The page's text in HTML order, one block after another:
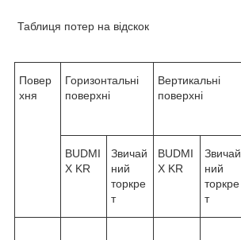
Таблиця потер на відскок
Повер
хня
Горизонтальні
поверхні
Вертикальні
поверхні
BUDMI
X KR
Звичай
ний
торкре
т
BUDMI
X KR
Звичай
ний
торкре
т